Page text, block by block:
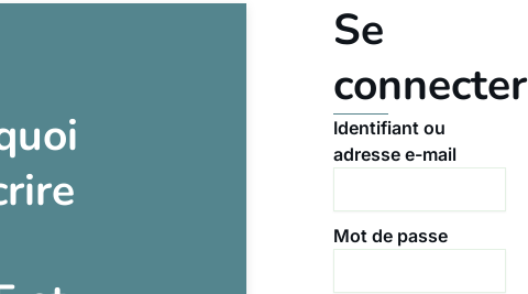
Se
connecter
Identifiant ou
adresse e-mail
Mot de passe